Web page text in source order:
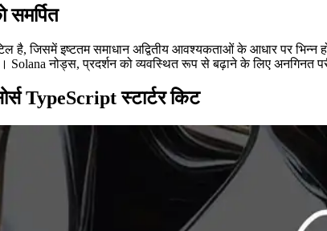
समर्पित
है, जिसमें इष्टतम समाधान अद्वितीय आवश्यकताओं के आधार पर भिन्न
Solana नोड्स, प्रदर्शन को व्यवस्थित रूप से बढ़ाने के लिए अनगिनत
TypeScript स्टार्टर किट